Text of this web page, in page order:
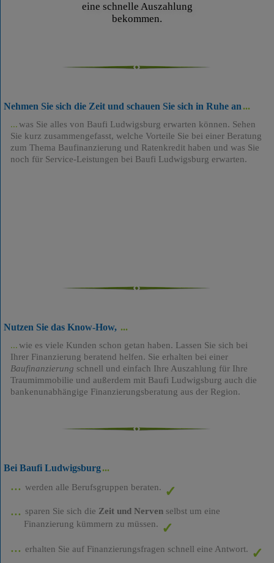
eine schnelle Auszahlung
bekommen.
Nehmen Sie sich die Zeit und schauen Sie sich in Ruhe an
was Sie alles von Baufi Ludwigsburg erwarten können. Sehen
Sie kurz zusammengefasst, welche Vorteile Sie bei einer Beratung
zum Thema Baufinanzierung und Ratenkredit haben und was Sie
noch für Service-Leistungen bei Baufi Ludwigsburg erwarten.
Nutzen Sie das Know-How,
wie es viele Kunden schon getan haben. Lassen Sie sich bei
Ihrer Finanzierung beratend helfen. Sie erhalten bei einer
Baufinanzierung schnell und einfach Ihre Auszahlung für Ihre
Traumimmobilie und außerdem mit Baufi Ludwigsburg auch die
bankenunabhängige Finanzierungsberatung aus der Region.
Bei Baufi Ludwigsburg
werden alle Berufsgruppen beraten.
sparen Sie sich die Zeit und Nervenselbst um eine
Finanzierung kümmern zu müssen.
erhalten Sie auf Finanzierungsfragen schnell eine Antwort.